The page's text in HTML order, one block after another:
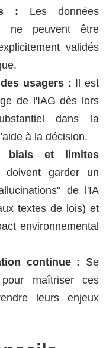
: Les données
ne peuvent être
validés
usagers : Il est
de l'IAG dès lors
dans la
à la décision.
biais et limites
garder un
de l'IA
textes de lois) et
environnemental
continue : Se
maîtriser ces
leurs enjeux